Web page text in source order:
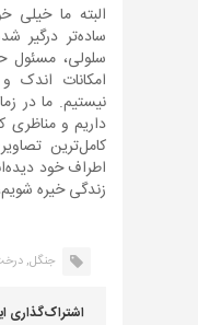
البته ما خیلی
ساده‌تر درگیر
سلولی، مسئول
امکانات اندک
نیستیم. ما در
داریم و مناظری
کامل‌ترین
اطراف خود
زندگی خیره
جنگل,
اشتراک‌گذاری